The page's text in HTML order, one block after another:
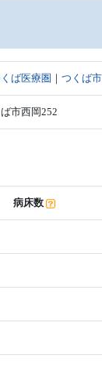
ば医療圏 ｜つくば市
市西岡252
病床数